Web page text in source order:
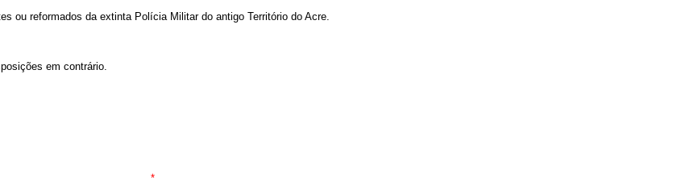
ou reformados da extinta Polícia Militar do antigo Território do Acre.
em contrário.
*